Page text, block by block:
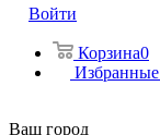
Войти
Корзина0
Ваш город